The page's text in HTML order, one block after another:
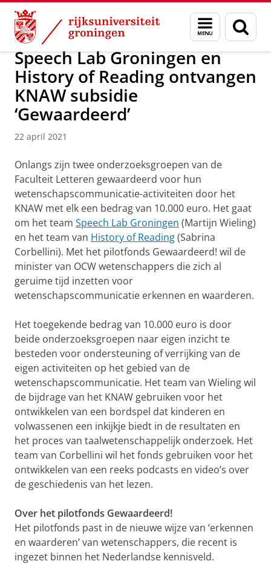
Skip
Content
Skip
Navigation
Menu
en
zoeken
Over ons Actueel
Speech Lab Groningen en
History of Reading ontvangen
KNAW subsidie
‘Gewaardeerd’
22 april 2021
Onlangs zijn twee onderzoeksgroepen van de
Faculteit Letteren gewaardeerd voor hun
wetenschapscommunicatie-activiteiten door het
KNAW met elk een bedrag van 10.000 euro. Het gaat
om het team Speech Lab Groningen (Martijn Wieling)
en het team van History of Reading(Sabrina
Corbellini). Met het pilotfonds Gewaardeerd! wil de
minister van OCW wetenschappers die zich al
geruime tijd inzetten voor
wetenschapscommunicatie erkennen en waarderen.
Het toegekende bedrag van 10.000 euro is door
beide onderzoeksgroepen naar eigen inzicht te
besteden voor ondersteuning of verrijking van de
eigen activiteiten op het gebied van de
wetenschapscommunicatie. Het team van Wieling wil
de bijdrage van het KNAW gebruiken voor het
ontwikkelen van een bordspel dat kinderen en
volwassenen een inkijkje biedt in de resultaten en
het proces van taalwetenschappelijk onderzoek. Het
team van Corbellini wil het fonds gebruiken voor het
ontwikkelen van een reeks podcasts en video’s over
de geschiedenis van het lezen.
Over het pilotfonds Gewaardeerd!
Het pilotfonds past in de nieuwe wijze van ‘erkennen
en waarderen’ van wetenschappers, die recent is
ingezet binnen het Nederlandse kennisveld.